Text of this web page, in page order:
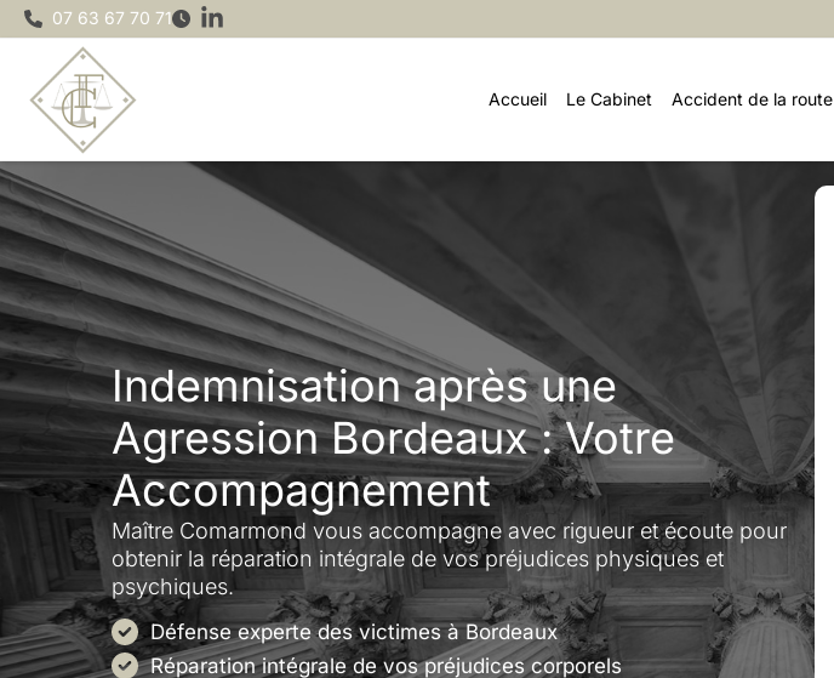
Aller
au
contenu
07 63 67 70 71
Accueil Le Cabinet Accident de la route
Indemnisation après une
Agression Bordeaux : Votre
Accompagnement
Maître Comarmond vous accompagne avec rigueur et écoute pour
obtenir la réparation intégrale de vos préjudices physiques et
psychiques.
Défense experte des victimes à Bordeaux
Réparation intégrale de vos préjudices corporels